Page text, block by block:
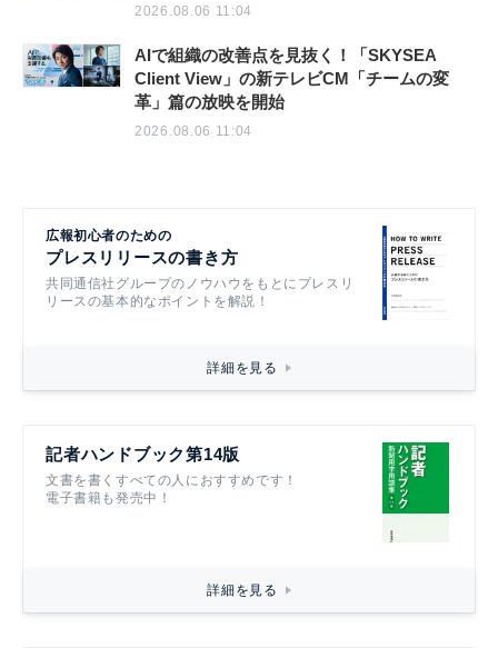
2026.08.06 11:04
AIで組織の改善点を見抜く！「SKYSEA
Client View」の新テレビCM「チームの変
革」篇の放映を開始
2026.08.06 11:04
広報初心者のための
プレスリリースの書き方
共同通信社グループのノウハウをもとにプレスリ
リースの基本的なポイントを解説！
詳細を見る
記者ハンドブック第14版
文書を書くすべての人におすすめです！
電子書籍も発売中！
詳細を見る